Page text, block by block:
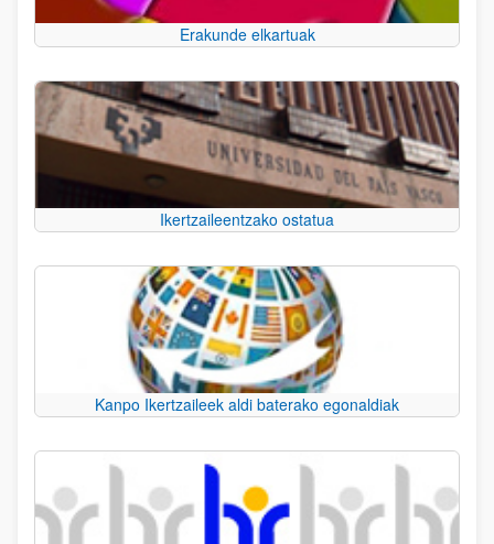
Erakunde elkartuak
Ikertzaileentzako ostatua
Kanpo Ikertzaileek aldi baterako egonaldiak